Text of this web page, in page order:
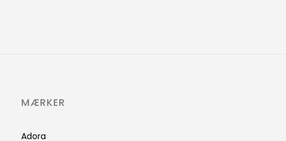
MÆRKER
Adora